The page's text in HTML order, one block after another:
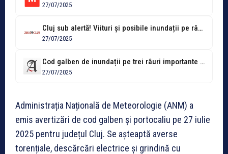
27/07/2025
Cluj sub alertă! Viituri și posibile inundații pe râurile județului
27/07/2025
Cod galben de inundații pe trei râuri importante din Cluj, cod portocaliu...
27/07/2025
Administrația Națională de Meteorologie (ANM) a
emis avertizări de cod galben și portocaliu pe 27 iulie
2025 pentru județul Cluj. Se așteaptă averse
torențiale, descărcări electrice și grindină cu